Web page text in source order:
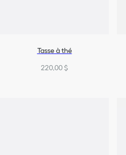
Tasse à thé
220,00 $